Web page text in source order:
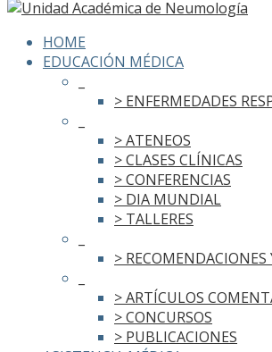
HOME
EDUCACIÓN MÉDICA
> ENFERMEDADES
> ATENEOS
> CLASES CLÍNICAS
> CONFERENCIAS
> DIA MUNDIAL
> TALLERES
> RECOMENDACIONES
> ARTÍCULOS
> CONCURSOS
> PUBLICACIONES